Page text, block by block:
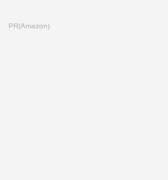
PR(Amazon)